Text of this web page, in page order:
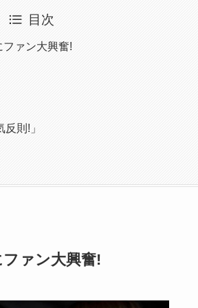
目次
ァン大興奮!
則!」
ァン大興奮!